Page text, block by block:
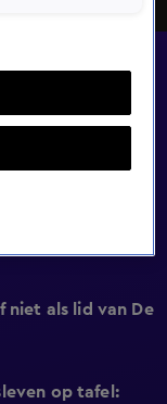
niet als lid van De
op tafel: